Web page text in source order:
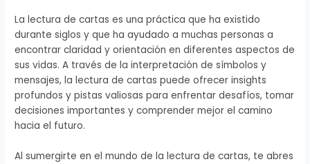
La lectura de cartas es una práctica que ha existido
durante siglos y que ha ayudado a muchas personas a
encontrar claridad y orientación en diferentes aspectos de
sus vidas. A través de la interpretación de símbolos y
mensajes, la lectura de cartas puede ofrecer insights
profundos y pistas valiosas para enfrentar desafíos, tomar
decisiones importantes y comprender mejor el camino
hacia el futuro.
Al sumergirte en el mundo de la lectura de cartas, te abres